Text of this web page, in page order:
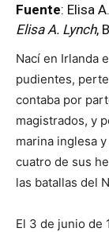
Fuente: Elisa
Elisa A. Lynch,
Nací en Irlanda
pudientes,
contaba por
magistrados, y
marina inglesa
cuatro de sus
las batallas del
El 3 de junio de